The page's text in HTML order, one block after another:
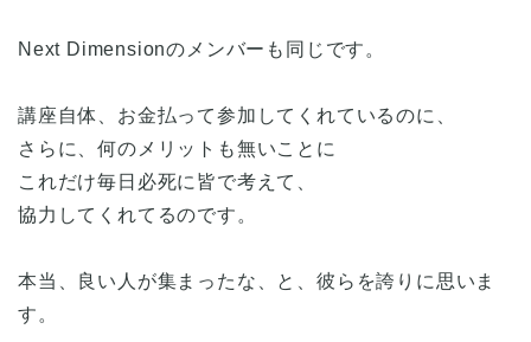
Next Dimensionのメンバーも同じです。
講座自体、お金払って参加してくれているのに、
さらに、何のメリットも無いことに
これだけ毎日必死に皆で考えて、
協力してくれてるのです。
本当、良い人が集まったな、と、彼らを誇りに思いま
す。